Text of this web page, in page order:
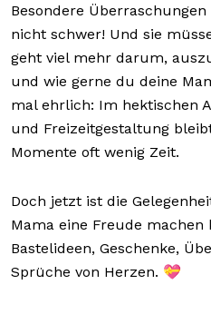
Besondere
nicht schwer! Und sie
geht viel mehr darum,
und wie gerne du deine
mal ehrlich: Im hektischen
und Freizeitgestaltung
Momente oft wenig Zeit.
Doch jetzt ist die
Mama eine Freude
Bastelideen, Geschenke,
Sprüche von Herzen. 💝